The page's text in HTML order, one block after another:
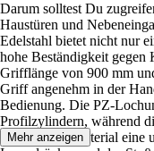
Darum solltest Du
Haustüren und
Edelstahl bietet nicht nur
hohe Beständigkeit
Grifflänge von 900 mm
Griff angenehm in der
Bedienung. Die PZ-
Profilzylindern, während
Befestigungsmaterial
Mehr anzeigen